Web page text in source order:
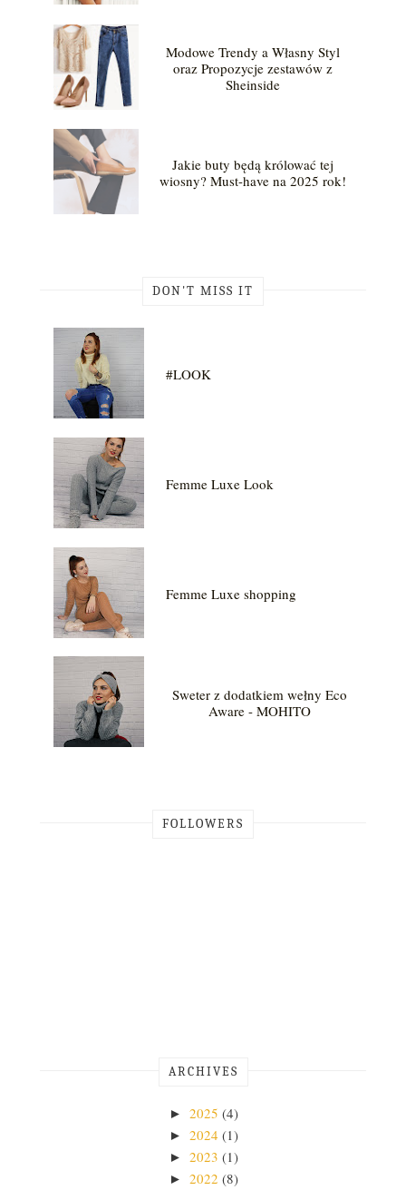
Modowe Trendy a Własny Styl
oraz Propozycje zestawów z
Sheinside
Jakie buty będą królować tej
wiosny? Must-have na 2025 rok!
DON'T MISS IT
#LOOK
Femme Luxe Look
Femme Luxe shopping
Sweter z dodatkiem wełny Eco
Aware - MOHITO
FOLLOWERS
ARCHIVES
► 2025 (4)
► 2024 (1)
► 2023 (1)
► 2022 (8)